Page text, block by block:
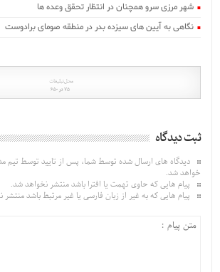
شهر مرزی سرو همچنان در انتظار تحقق وعده ها
نگاهی به آیین های سیزده بدر در منطقه صومای برادوست
ثبت دیدگاه
دیدگاه های ارسال شده توسط شما، پس از تایید توسط تیم
خواهد شد.
پیام هایی که حاوی تهمت یا افترا باشد منتشر نخواهد شد.
پیام هایی که به غیر از زبان فارسی یا غیر مرتبط باشد